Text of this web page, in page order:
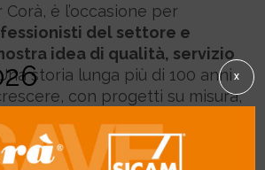
è l’occasione per
del settore e
idea di qualità, servizio
storia lunga più di 100 anni
con progetti su misura,
sostenibili e una gamma di
continua.
X